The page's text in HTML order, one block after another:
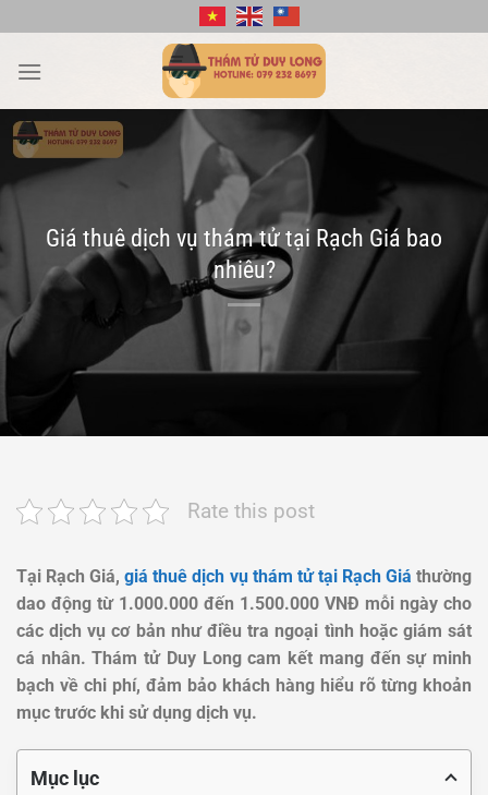
qua
nội
Giá thuê dịch vụ thám tử tại Rạch Giá bao
nhiêu?
Rate this post
Tại Rạch Giá,giá thuê dịch vụ thám tử tại Rạch Giá thường
dao động từ 1.000.000 đến 1.500.000 VNĐ mỗi ngày cho
các dịch vụ cơ bản như điều tra ngoại tình hoặc giám sát
cá nhân. Thám tử Duy Long cam kết mang đến sự minh
bạch về chi phí, đảm bảo khách hàng hiểu rõ từng khoản
mục trước khi sử dụng dịch vụ.
Mục lục